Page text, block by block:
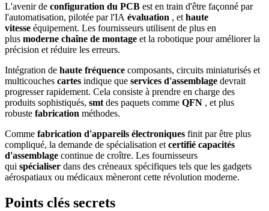
L'avenir de configuration du PCB est en train d'être façonné par
l'automatisation, pilotée par l'IA évaluation , et haute
vitesse équipement. Les fournisseurs utilisent de plus en
plus moderne chaîne de montage et la robotique pour améliorer la
précision et réduire les erreurs.
Intégration de haute fréquence composants, circuits miniaturisés et
multicouches cartes indique que services d'assemblage devrait
progresser rapidement. Cela consiste à prendre en charge des
produits sophistiqués, smt des paquets comme QFN , et plus
robuste fabrication méthodes.
Comme fabrication d'appareils électroniques finit par être plus
compliqué, la demande de spécialisation et certifié capacités
d'assemblage continue de croître. Les fournisseurs
qui spécialiser dans des créneaux spécifiques tels que les gadgets
aérospatiaux ou médicaux mèneront cette révolution moderne.
Points clés secrets